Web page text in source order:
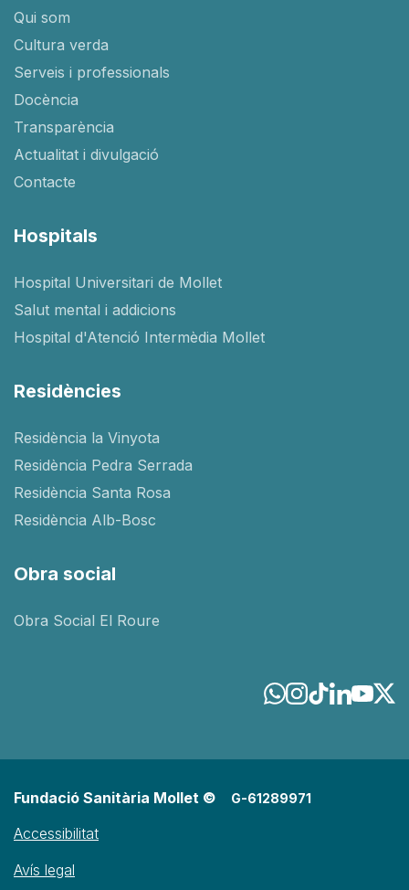
Qui som
Cultura verda
Serveis i professionals
Docència
Transparència
Actualitat i divulgació
Contacte
Hospitals
Hospital Universitari de Mollet
Salut mental i addicions
Hospital d'Atenció Intermèdia Mollet
Residències
Residència la Vinyota
Residència Pedra Serrada
Residència Santa Rosa
Residència Alb-Bosc
Obra social
Obra Social El Roure
Fundació Sanitària Mollet © G-61289971
Accessibilitat
Avís legal